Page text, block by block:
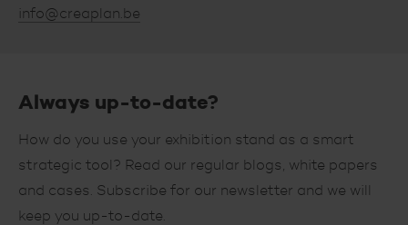
info@creaplan.be
Always up-to-date?
How do you use your exhibition stand as a smart
strategic tool? Read our regular blogs, white papers
and cases. Subscribe for our newsletter and we will
keep you up-to-date.